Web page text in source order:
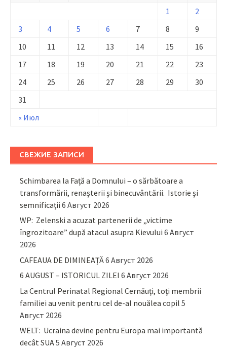
« Июл
1
2
3
4 5 6 7 8
9
10
11 12 13 14 15
16
17
18 19 20 21 22
23
24
25 26 27 28 29
30
31
СВЕЖИЕ ЗАПИСИ
Schimbarea la Față a Domnului – o sărbătoare a
transformării, renașterii și binecuvântării. Istorie și
semnificații 6 Август 2026
WP: Zelenski a acuzat partenerii de „victime
îngrozitoare” după atacul asupra Kievului 6 Август
2026
CAFEAUA DE DIMINEAȚĂ6 Август 2026
6 AUGUST – ISTORICUL ZILEI 6 Август 2026
La Centrul Perinatal Regional Cernăuți, toți membrii
familiei au venit pentru cel de-al nouălea copil 5
Август 2026
WELT: Ucraina devine pentru Europa mai importantă
decât SUA5 Август 2026